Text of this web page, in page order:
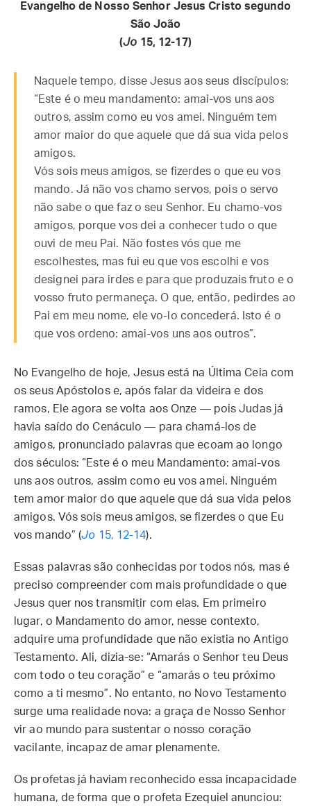
Evangelho de Nosso Senhor Jesus Cristo segundo
São João
(Jo 15, 12-17)
Naquele tempo, disse Jesus aos seus discípulos:
“Este é o meu mandamento: amai-vos uns aos
outros, assim como eu vos amei. Ninguém tem
amor maior do que aquele que dá sua vida pelos
amigos.
Vós sois meus amigos, se fizerdes o que eu vos
mando. Já não vos chamo servos, pois o servo
não sabe o que faz o seu Senhor. Eu chamo-vos
amigos, porque vos dei a conhecer tudo o que
ouvi de meu Pai. Não fostes vós que me
escolhestes, mas fui eu que vos escolhi e vos
designei para irdes e para que produzais fruto e o
vosso fruto permaneça. O que, então, pedirdes ao
Pai em meu nome, ele vo-lo concederá. Isto é o
que vos ordeno: amai-vos uns aos outros”.
No Evangelho de hoje, Jesus está na Última Ceia com
os seus Apóstolos e, após falar da videira e dos
ramos, Ele agora se volta aos Onze — pois Judas já
havia saído do Cenáculo — para chamá-los de
amigos, pronunciado palavras que ecoam ao longo
dos séculos: “Este é o meu Mandamento: amai-vos
uns aos outros, assim como eu vos amei. Ninguém
tem amor maior do que aquele que dá sua vida pelos
amigos. Vós sois meus amigos, se fizerdes o que Eu
vos mando” (Jo 15, 12-14).
Essas palavras são conhecidas por todos nós, mas é
preciso compreender com mais profundidade o que
Jesus quer nos transmitir com elas. Em primeiro
lugar, o Mandamento do amor, nesse contexto,
adquire uma profundidade que não existia no Antigo
Testamento. Ali, dizia-se: “Amarás o Senhor teu Deus
com todo o teu coração” e “amarás o teu próximo
como a ti mesmo”. No entanto, no Novo Testamento
surge uma realidade nova: a graça de Nosso Senhor
vir ao mundo para sustentar o nosso coração
vacilante, incapaz de amar plenamente.
Os profetas já haviam reconhecido essa incapacidade
humana, de forma que o profeta Ezequiel anunciou: